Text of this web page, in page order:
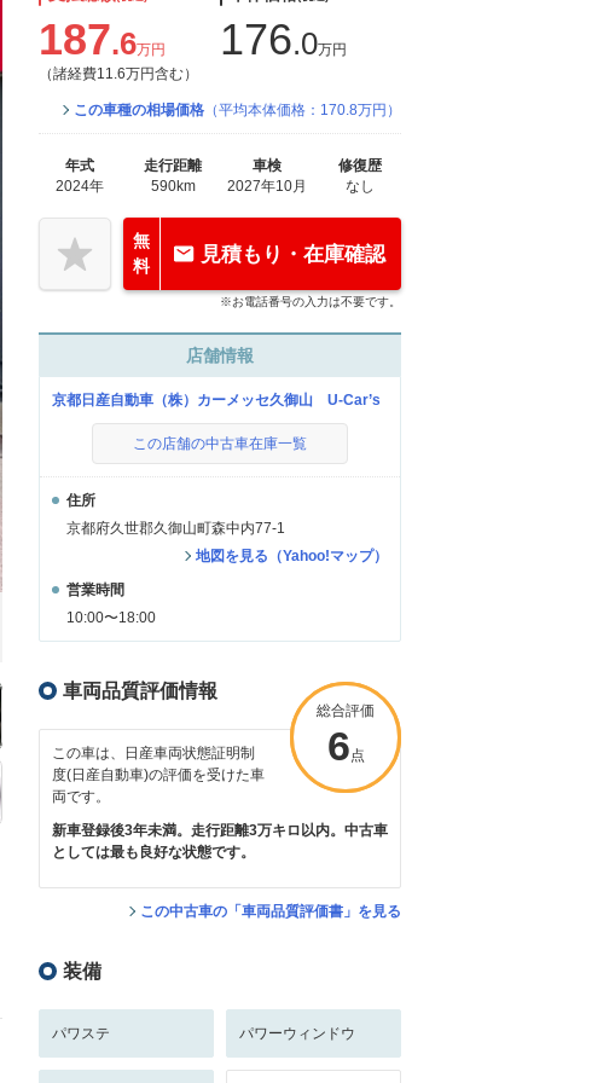
187.6万円
（諸経費11.6万円含む）
176.0万円
この車種の相場価格 （平均本体価格：170.8万円）
年式
2024年
走行距離
590km
車検
2027年10月
修復歴
なし
無
料
見積もり・在庫確認
※お電話番号の入力は不要です。
店舗情報
京都日産自動車（株）カーメッセ久御山 U-Car’s
この店舗の中古車在庫一覧
住所
京都府久世郡久御山町森中内77-1
地図を見る（Yahoo!マップ）
営業時間
10:00〜18:00
車両品質評価情報
総合評価
6点
この車は、日産車両状態証明制
度(日産自動車)の評価を受けた車
両です。
新車登録後3年未満。走行距離3万キロ以内。中古車
としては最も良好な状態です。
総合評価
6点
この中古車の「車両品質評価書」を見る
装備
パワステ パワーウィンドウ